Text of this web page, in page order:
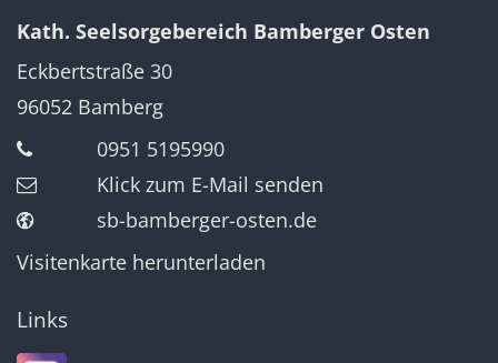
Kath. Seelsorgebereich Bamberger Osten
Eckbertstraße 30
96052 Bamberg
0951 5195990
Klick zum E-Mail senden
sb-bamberger-osten.de
Visitenkarte herunterladen
Links